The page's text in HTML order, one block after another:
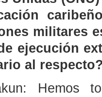
militares
ejecución
al
Hemos